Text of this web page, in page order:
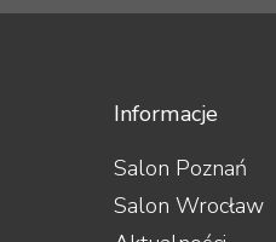
Informacje
Salon Poznań
Salon Wrocław